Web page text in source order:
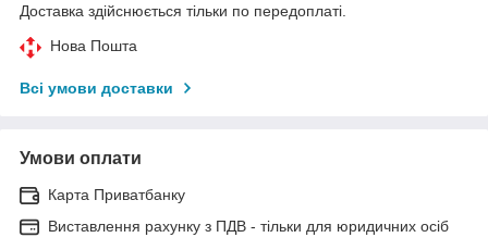
Доставка здійснюється тільки по передоплаті.
Нова Пошта
Всі умови доставки
Умови оплати
Карта Приватбанку
Виставлення рахунку з ПДВ - тільки для юридичних осіб